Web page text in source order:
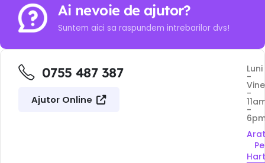
Ai nevoie de ajutor?
Suntem aici sa raspundem intrebarilor dvs!
0755 487 387
Ajutor Online
Luni
-
-
-
Pe